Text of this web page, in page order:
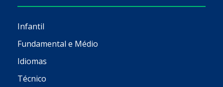
Infantil
Fundamental e Médio
Idiomas
Técnico